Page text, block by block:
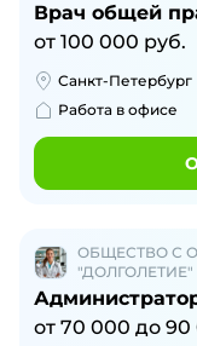
Врач общей
от 100 000 руб.
Санкт-Петербург
Работа в офисе
ОБЩЕСТВО С
"ДОЛГОЛЕТИЕ"
от 70 000 до 90